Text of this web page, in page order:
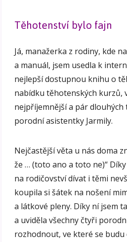
Těhotenství bylo fajn
Já, manažerka z rodiny, kde
a manuál, jsem usedla k
nejlepší dostupnou knihu o
nabídku těhotenských kurzů,
nejpříjemnější a pár dlouhých
porodní asistentky Jarmily.
Nejčastější věta u nás doma
že … (toto ano a toto ne)“
na rodičovství dívat i těmi
koupila si šátek na nošení
a látkové pleny. Díky ní jsem
a uviděla všechny čtyři
rozhodnout, ve které se budu